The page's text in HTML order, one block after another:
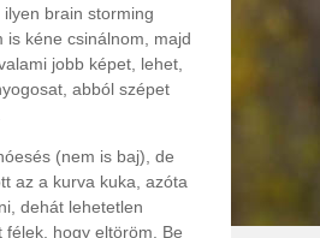
brain storming
is kéne csinálnom, majd
jobb képet, lehet,
abból szépet
(nem is baj), de
az a kurva kuka, azóta
dehát lehetetlen
félek, hogy eltöröm. Be